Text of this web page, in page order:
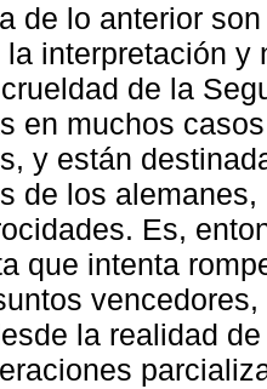
de lo anterior
la interpretación
de la
en muchos
y están
de los
Es,
que intenta
la realidad